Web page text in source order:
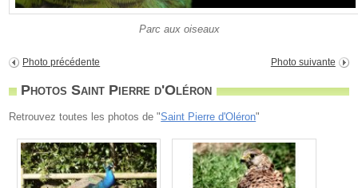
Parc aux oiseaux
Photo précédente Photo suivante
Photos Saint Pierre d'Oléron
Retrouvez toutes les photos de "Saint Pierre d'Oléron"